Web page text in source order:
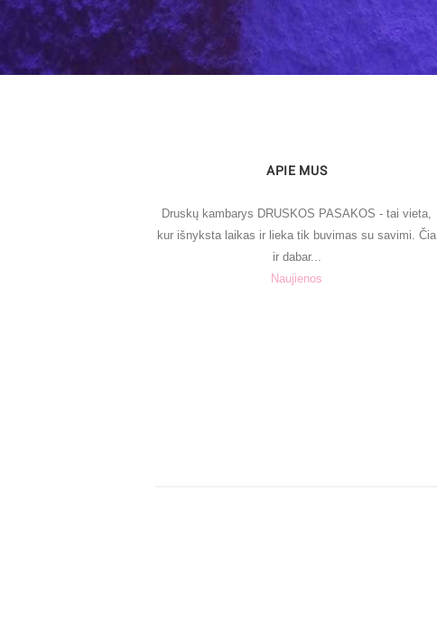
APIE MUS
Druskų kambarys DRUSKOS PASAKOS - tai vieta,
kur išnyksta laikas ir lieka tik buvimas su savimi. Čia
ir dabar...
Naujienos